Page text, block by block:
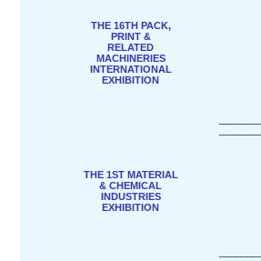
THE 16TH PACK,
PRINT &
RELATED
MACHINERIES
INTERNATIONAL
EXHIBITION
THE 1ST MATERIAL
& CHEMICAL
INDUSTRIES
EXHIBITION